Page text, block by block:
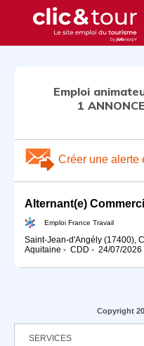
Emploi
1
Créer une alerte
Alternant(e)
Emploi France Travail
Saint-Jean-d'Angély (17400),
Aquitaine - CDD - 24/07/2026
Copyright
SERVICES